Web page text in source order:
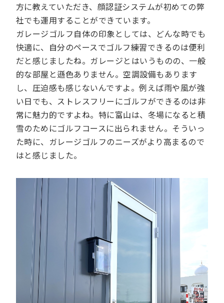
方に教えていただき、顔認証システムが初めての弊
社でも運用することができています。
ガレージゴルフ自体の印象としては、どんな時でも
快適に、自分のペースでゴルフ練習できるのは便利
だと感じましたね。ガレージとはいうものの、一般
的な部屋と遜色ありません。空調設備もあります
し、圧迫感も感じないんですよ。例えば雨や風が強
い日でも、ストレスフリーにゴルフができるのは非
常に魅力的ですよね。特に富山は、冬場になると積
雪のためにゴルフコースに出られません。そういっ
た時に、ガレージゴルフのニーズがより高まるので
はと感じました。